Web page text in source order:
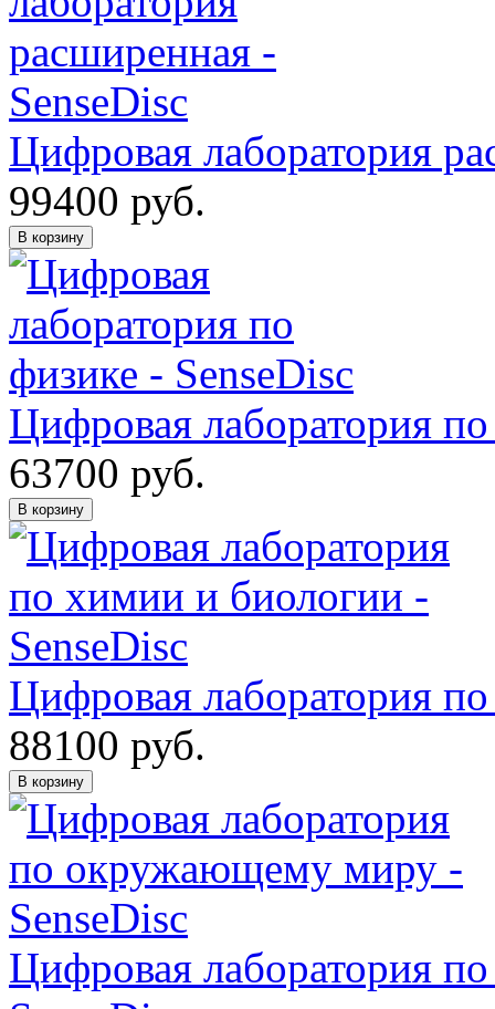
Цифровая лаборатория
99400 руб.
В корзину
Цифровая лаборатория
63700 руб.
В корзину
Цифровая лаборатория
88100 руб.
В корзину
Цифровая лаборатория